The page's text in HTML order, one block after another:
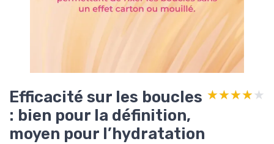
Efficacité sur les boucles
: bien pour la définition,
moyen pour l’hydratation
★★★★★
★★★★★